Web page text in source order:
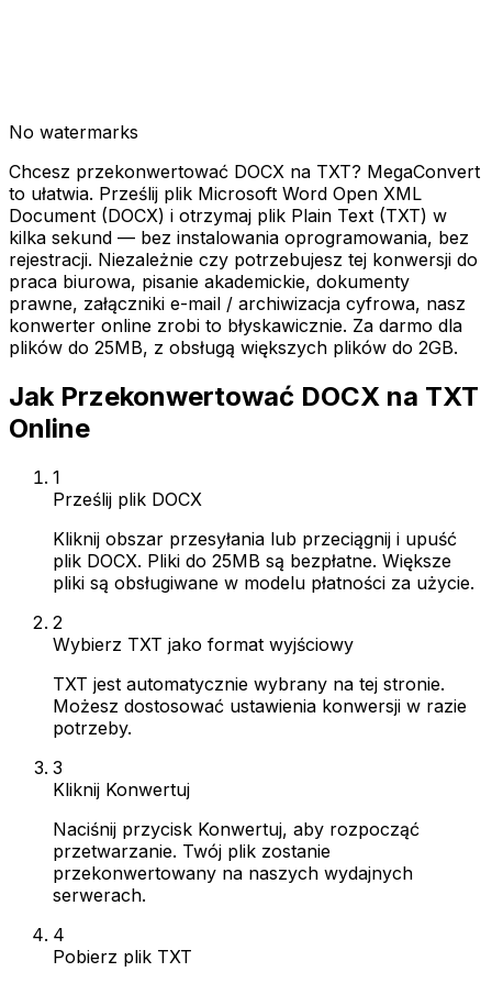
No watermarks
Chcesz przekonwertować DOCX na TXT? MegaConvert
to ułatwia. Prześlij plik Microsoft Word Open XML
Document (DOCX) i otrzymaj plik Plain Text (TXT) w
kilka sekund — bez instalowania oprogramowania, bez
rejestracji. Niezależnie czy potrzebujesz tej konwersji do
praca biurowa, pisanie akademickie, dokumenty
prawne, załączniki e-mail / archiwizacja cyfrowa, nasz
konwerter online zrobi to błyskawicznie. Za darmo dla
plików do 25MB, z obsługą większych plików do 2GB.
Jak Przekonwertować DOCX na TXT
Online
1
Prześlij plik DOCX
Kliknij obszar przesyłania lub przeciągnij i upuść
plik DOCX. Pliki do 25MB są bezpłatne. Większe
pliki są obsługiwane w modelu płatności za użycie.
2
Wybierz TXT jako format wyjściowy
TXT jest automatycznie wybrany na tej stronie.
Możesz dostosować ustawienia konwersji w razie
potrzeby.
3
Kliknij Konwertuj
Naciśnij przycisk Konwertuj, aby rozpocząć
przetwarzanie. Twój plik zostanie
przekonwertowany na naszych wydajnych
serwerach.
4
Pobierz plik TXT